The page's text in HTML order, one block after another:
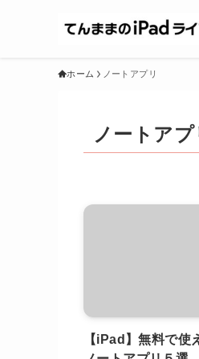
ホーム ノートアプリ
ノートアプ
【iPad】無料で使